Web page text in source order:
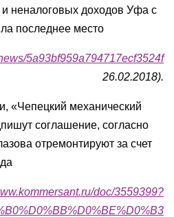
неналоговых доходов Уфа с
последнее место
5a93bf959a794717ecf3524f
26.02.2018).
«Чепецкий механический
соглашение, согласно
отремонтируют за счет
doc/3559399?